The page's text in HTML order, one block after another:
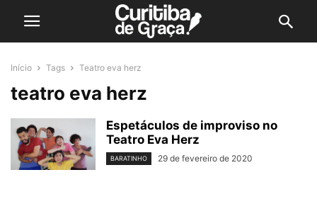
Início Tags Teatro eva herz
teatro eva herz
Espetáculos de improviso no
Teatro Eva Herz
BARATINHO 29 de fevereiro de 2020